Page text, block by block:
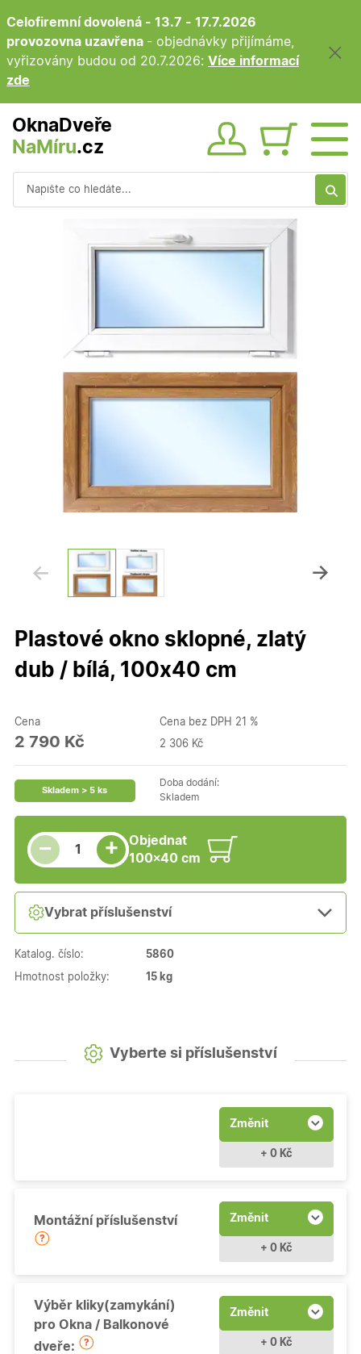
Celofiremní dovolená - 13.7 - 17.7.2026
provozovna uzavřena - objednávky přijímáme,
vyřizovány budou od 20.7.2026: Více informací
zde
OknaDveře
NaMíru.cz Obsah
Plastové okno sklopné, zlatý
dub / bílá, 100x40 cm
Cena
2 790 Kč
Cena bez DPH 21 %
2 306 Kč
Skladem > 5 ks
Doba dodání:
Skladem
−
Snížit množství
Počet kusů +
Zvýšit množství
Objednat
100×40 cm
Vybrat příslušenství
Katalog. číslo: 5860
Hmotnost položky: 15 kg
Vyberte si příslušenství
Změnit
+ 0 Kč
Montážní příslušenství Změnit
+ 0 Kč
Výběr kliky(zamykání)
pro Okna / Balkonové
dveře:
Změnit
+ 0 Kč